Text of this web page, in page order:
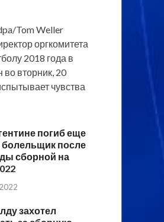
Tom Weller
оргкомитета
2018 года в
вторник, 20
чувства
погиб еще
после
сборной на
захотел